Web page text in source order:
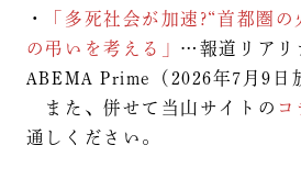
・
「多死社会が加速?“首都圏
の弔いを考える」 …報道リアリ
ABEMA Prime（2026年7月9日
また、併せて当山サイトの コ
通しください。